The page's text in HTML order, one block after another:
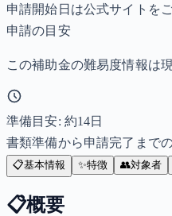
申請開始日は公式サイトを
申請の目安
この補助金の難易度情報は
準備目安: 約14日
書類準備から申請完了まで
📋基本情報 ✨特徴 👥対象者
📋概要